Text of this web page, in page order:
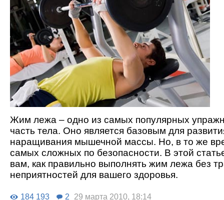
Жим лежа – одно из самых популярных
часть тела. Оно является базовым для
наращивания мышечной массы. Но, в то же
самых сложных по безопасности. В этой
вам, как правильно выполнять жим лежа без
неприятностей для вашего здоровья.
184 193 2 29 марта 2010, 18:14